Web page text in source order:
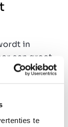
te
in
een groot
in
behalen
is nog